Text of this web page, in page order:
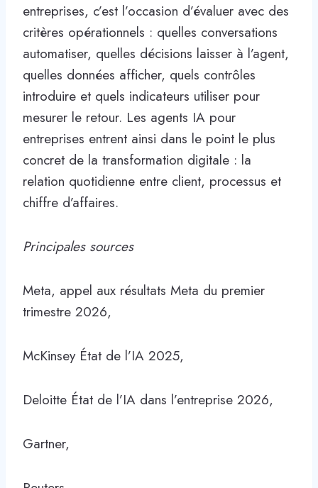
entreprises, c’est l’occasion d’évaluer avec des
critères opérationnels : quelles conversations
automatiser, quelles décisions laisser à l’agent,
quelles données afficher, quels contrôles
introduire et quels indicateurs utiliser pour
mesurer le retour. Les agents IA pour
entreprises entrent ainsi dans le point le plus
concret de la transformation digitale : la
relation quotidienne entre client, processus et
chiffre d’affaires.
Principales sources
Meta, appel aux résultats Meta du premier
trimestre 2026,
McKinsey État de l’IA 2025,
Deloitte État de l’IA dans l’entreprise 2026,
Gartner,